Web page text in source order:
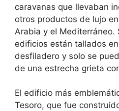
caravanas que llevaban
otros productos de lujo
Arabia y el Mediterráneo.
edificios están tallados
desfiladero y solo se
de una estrecha grieta
El edificio más
Tesoro, que fue